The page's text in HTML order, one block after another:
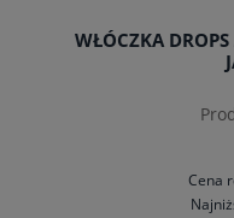
WŁÓCZKA
Cena